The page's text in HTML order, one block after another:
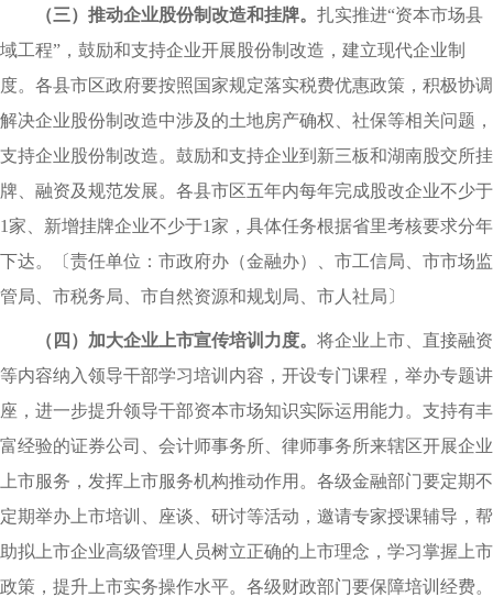
（三）推动企业股份制改造和挂牌。 扎实推进“资本市场县
域工程”，鼓励和支持企业开展股份制改造，建立现代企业制
度。各县市区政府要按照国家规定落实税费优惠政策，积极协调
解决企业股份制改造中涉及的土地房产确权、社保等相关问题，
支持企业股份制改造。鼓励和支持企业到新三板和湖南股交所挂
牌、融资及规范发展。各县市区五年内每年完成股改企业不少于
1家、新增挂牌企业不少于1家，具体任务根据省里考核要求分年
下达。
〔责任单位：市政府办（金融办）、市工信局、市市场监
管局、市税务局、市自然资源和规划局、市人社局〕
（四）加大企业上市宣传培训力度。 将企业上市、直接融资
等内容纳入领导干部学习培训内容，开设专门课程，举办专题讲
座，进一步提升领导干部资本市场知识实际运用能力。支持有丰
富经验的证券公司、会计师事务所、律师事务所来辖区开展企业
上市服务，发挥上市服务机构推动作用。各级金融部门要定期不
定期举办上市培训、座谈、研讨等活动，邀请专家授课辅导，帮
助拟上市企业高级管理人员树立正确的上市理念，学习掌握上市
政策，提升上市实务操作水平。各级财政部门要保障培训经费。